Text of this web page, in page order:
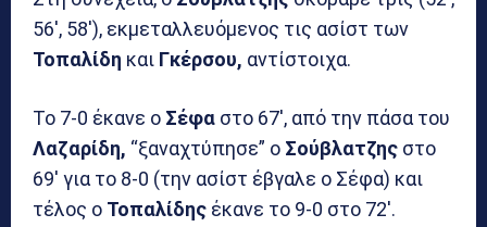
56′, 58′), εκμεταλλευόμενος τις ασίστ των
Τοπαλίδη και Γκέρσου, αντίστοιχα.
Το 7-0 έκανε ο Σέφα στο 67′, από την πάσα του
Λαζαρίδη, “ξαναχτύπησε” ο Σούβλατζης στο
69′ για το 8-0 (την ασίστ έβγαλε ο Σέφα) και
τέλος ο Τοπαλίδης έκανε το 9-0 στο 72′.